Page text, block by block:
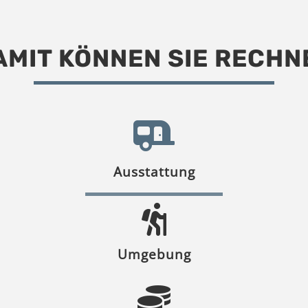
KÖNNEN SIE
Ausstattung
Umgebung